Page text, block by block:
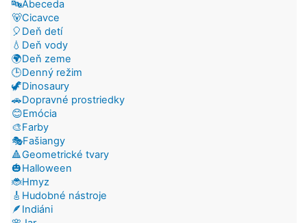
🔤Abeceda
🐻Cicavce
🎈Deň detí
💧Deň vody
🌍Deň zeme
🕒Denný režim
🦖Dinosaury
🚗Dopravné prostriedky
😊Emócia
🎨Farby
🎭Fašiangy
🔺Geometrické tvary
🎃Halloween
🐞Hmyz
🎸Hudobné nástroje
🪶Indiáni